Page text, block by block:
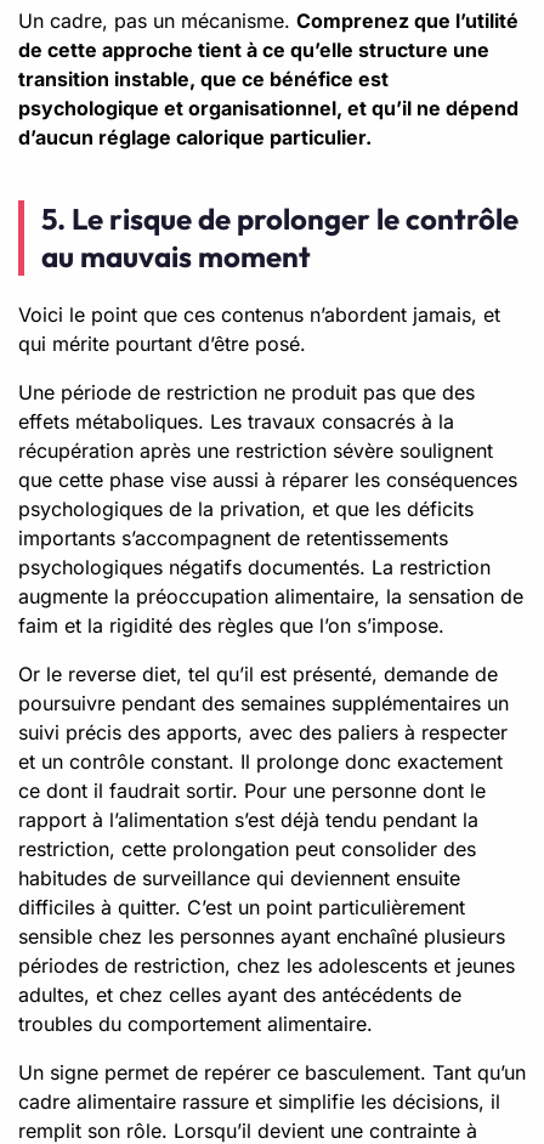
Un cadre, pas un mécanisme. Comprenez que l’utilité
de cette approche tient à ce qu’elle structure une
transition instable, que ce bénéfice est
psychologique et organisationnel, et qu’il ne dépend
d’aucun réglage calorique particulier.
5. Le risque de prolonger le contrôle
au mauvais moment
Voici le point que ces contenus n’abordent jamais, et
qui mérite pourtant d’être posé.
Une période de restriction ne produit pas que des
effets métaboliques. Les travaux consacrés à la
récupération après une restriction sévère soulignent
que cette phase vise aussi à réparer les conséquences
psychologiques de la privation, et que les déficits
importants s’accompagnent de retentissements
psychologiques négatifs documentés. La restriction
augmente la préoccupation alimentaire, la sensation de
faim et la rigidité des règles que l’on s’impose.
Or le reverse diet, tel qu’il est présenté, demande de
poursuivre pendant des semaines supplémentaires un
suivi précis des apports, avec des paliers à respecter
et un contrôle constant. Il prolonge donc exactement
ce dont il faudrait sortir. Pour une personne dont le
rapport à l’alimentation s’est déjà tendu pendant la
restriction, cette prolongation peut consolider des
habitudes de surveillance qui deviennent ensuite
difficiles à quitter. C’est un point particulièrement
sensible chez les personnes ayant enchaîné plusieurs
périodes de restriction, chez les adolescents et jeunes
adultes, et chez celles ayant des antécédents de
troubles du comportement alimentaire.
Un signe permet de repérer ce basculement. Tant qu’un
cadre alimentaire rassure et simplifie les décisions, il
remplit son rôle. Lorsqu’il devient une contrainte à